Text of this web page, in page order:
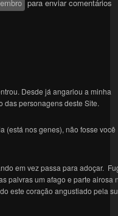
para enviar comentários
Desde já angariou a minha
das personagens deste Site.
(está nos genes), não fosse você
em vez passa para adoçar.
palvras um afago e parte airosa
este coração angustiado pela